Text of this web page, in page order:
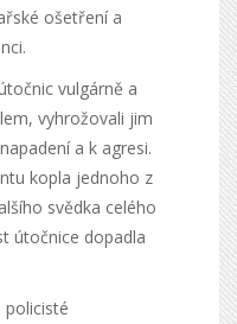
ošetření a
vulgárně a
vyhrožovali jim
a k agresi.
kopla jednoho z
svědka celého
útočnice dopadla
policisté